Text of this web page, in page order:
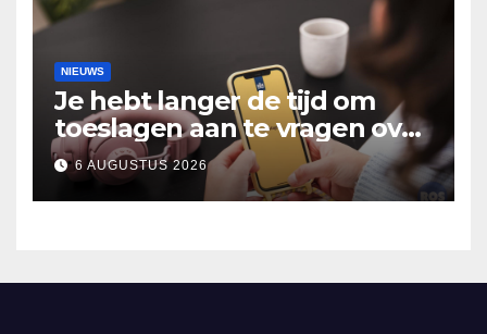
NIEUWS
Je hebt langer de tijd om
toeslagen aan te vragen over
2025
6 AUGUSTUS 2026